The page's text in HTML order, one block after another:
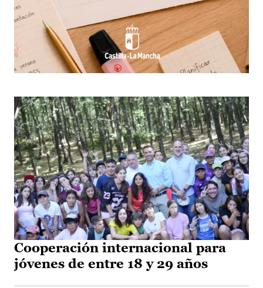
Cooperación internacional para
jóvenes de entre 18 y 29 años